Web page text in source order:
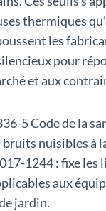
thermiques
les
pour
et aux
5 Code de la
nuisibles à
1244 : fixe les
aux
jardin.